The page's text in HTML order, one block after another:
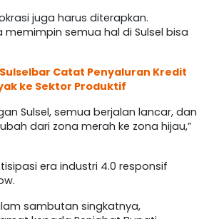
juga harus diterapkan.
memimpin semua hal di Sulsel bisa
Catat Penyaluran Kredit
ke Sektor Produktif
Sulsel, semua berjalan lancar, dan
dari zona merah ke zona hijau,”
era industri 4.0 responsif
sambutan singkatnya,